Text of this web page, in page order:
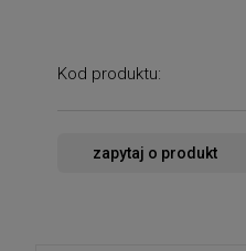
Kod produktu:
zapytaj o produkt